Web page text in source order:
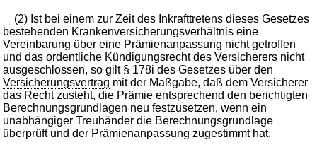
(2) Ist bei einem zur Zeit des Inkrafttretens dieses Gesetzes
bestehenden Krankenversicherungsverhältnis eine
Vereinbarung über eine Prämienanpassung nicht getroffen
und das ordentliche Kündigungsrecht des Versicherers nicht
ausgeschlossen, so gilt § 178i des Gesetzes über den
Versicherungsvertrag mit der Maßgabe, daß dem Versicherer
das Recht zusteht, die Prämie entsprechend den berichtigten
Berechnungsgrundlagen neu festzusetzen, wenn ein
unabhängiger Treuhänder die Berechnungsgrundlage
überprüft und der Prämienanpassung zugestimmt hat.